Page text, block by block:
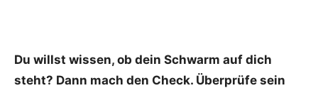
Du willst wissen, ob dein Schwarm auf dich
steht? Dann mach den Check. Überprüfe sein